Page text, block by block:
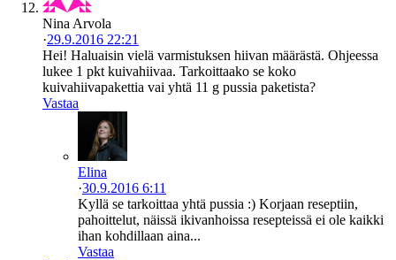
Nina Arvola
·29.9.2016 22:21
Hei! Haluaisin vielä varmistuksen hiivan määrästä. Ohjeessa
lukee 1 pkt kuivahiivaa. Tarkoittaako se koko
kuivahiivapakettia vai yhtä 11 g pussia paketista?
Vastaa
Elina
·30.9.2016 6:11
Kyllä se tarkoittaa yhtä pussia :) Korjaan reseptiin,
pahoittelut, näissä ikivanhoissa resepteissä ei ole kaikki
ihan kohdillaan aina...
Vastaa